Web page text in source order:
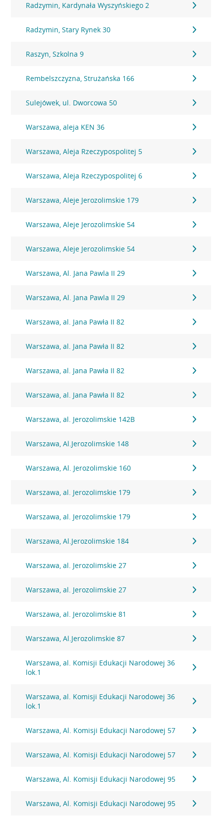
Radzymin, Kardynała Wyszyńskiego 2
Radzymin, Stary Rynek 30
Raszyn, Szkolna 9
Rembelszczyzna, Strużańska 166
Sulejówek, ul. Dworcowa 50
Warszawa, aleja KEN 36
Warszawa, Aleja Rzeczypospolitej 5
Warszawa, Aleja Rzeczypospolitej 6
Warszawa, Aleje Jerozolimskie 179
Warszawa, Aleje Jerozolimskie 54
Warszawa, Aleje Jerozolimskie 54
Warszawa, Al. Jana Pawla II 29
Warszawa, Al. Jana Pawla II 29
Warszawa, al. Jana Pawła II 82
Warszawa, al. Jana Pawła II 82
Warszawa, al. Jana Pawła II 82
Warszawa, al. Jana Pawła II 82
Warszawa, al. Jerozolimskie 142B
Warszawa, Al.Jerozolimskie 148
Warszawa, Al. Jerozolimskie 160
Warszawa, al. Jerozolimskie 179
Warszawa, al. Jerozolimskie 179
Warszawa, Al.Jerozolimskie 184
Warszawa, al. Jerozolimskie 27
Warszawa, al. Jerozolimskie 27
Warszawa, al. Jerozolimskie 81
Warszawa, Al.Jerozolimskie 87
Warszawa, al. Komisji Edukacji Narodowej 36
lok.1
Warszawa, al. Komisji Edukacji Narodowej 36
lok.1
Warszawa, Al. Komisji Edukacji Narodowej 57
Warszawa, Al. Komisji Edukacji Narodowej 57
Warszawa, Al. Komisji Edukacji Narodowej 95
Warszawa, Al. Komisji Edukacji Narodowej 95